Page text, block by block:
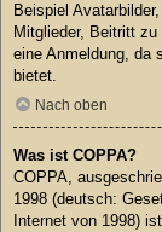
Beispiel
Mitglieder, Beitritt
eine Anmeldung, da
bietet.
Nach oben
Was ist COPPA?
COPPA,
1998 (deutsch:
Internet von 1998)